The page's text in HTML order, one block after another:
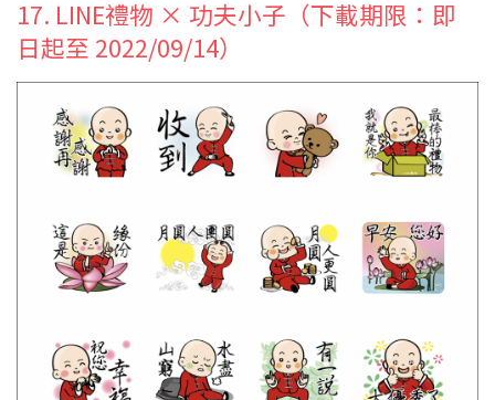
17. LINE禮物 × 功夫小子（下載期限：即
日起至 2022/09/14）